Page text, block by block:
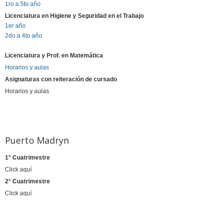
1ro a 5to año
Licenciatura en Higiene y Seguridad en el Trabajo
1er año
2do a 4to año
Licenciatura y Prof. en Matemática
Horarios y aulas
Asignaturas con reiteración de cursado
Horarios y aulas
Puerto Madryn
1° Cuatrimestre
Click aquí
2° Cuatrimestre
Click aquí